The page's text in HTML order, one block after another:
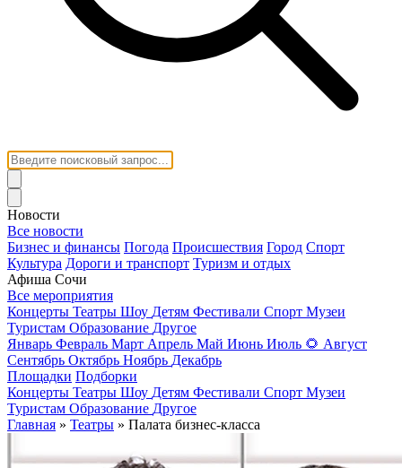
Новости
Все новости
Бизнес и финансы Погода Происшествия Город Спорт
Культура Дороги и транспорт Туризм и отдых
Афиша Сочи
Все мероприятия
Концерты Театры Шоу Детям Фестивали Спорт Музеи
Туристам Образование Другое
Январь Февраль Март Апрель Май Июнь Июль 🌻 Август
Сентябрь Октябрь Ноябрь Декабрь
Площадки Подборки
Концерты Театры Шоу Детям Фестивали Спорт Музеи
Туристам Образование Другое
Главная » Театры » Палата бизнес-класса